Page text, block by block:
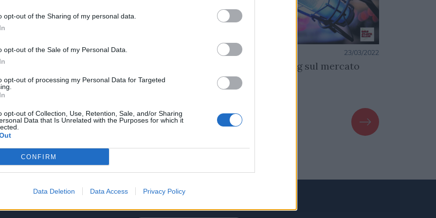
opt-out of the Sharing of my personal data.
opt-out of the Sale of my Personal Data.
opt-out of processing my Personal Data for Targeted
opt-out of Collection, Use, Retention, Sale, and/or Sharing
Data that Is Unrelated with the Purposes for which it
CONFIRM
Data Deletion Data Access Privacy Policy
Redazione Redazione 23/03/2022
Incontro con Smiling sul mercato
NFT